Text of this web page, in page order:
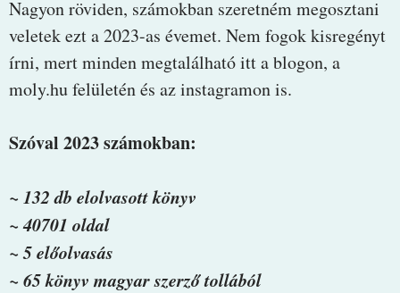
Nagyon röviden, számokban szeretném megosztani
veletek ezt a 2023-as évemet. Nem fogok kisregényt
írni, mert minden megtalálható itt a blogon, a
moly.hu felületén és az instagramon is.
Szóval 2023 számokban:
~ 132 db elolvasott könyv
~ 40701 oldal
~ 5 előolvasás
~ 65 könyv magyar szerző tollából